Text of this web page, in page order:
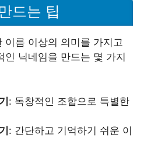
드는 팁
이름 이상의 의미를 가지고
인 닉네임을 만드는 몇 가지
: 독창적인 조합으로 특별한
: 간단하고 기억하기 쉬운 이